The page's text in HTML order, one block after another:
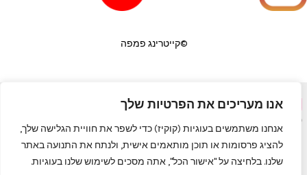
אנו מעריכים את הפרטיות שלך
אנחנו משתמשים בעוגיות (קוקיז) כדי לשפר את חוויית הגלישה שלך,
להציג פרסומות או תוכן מותאמים אישית, ולנתח את התנועה באתר
שלנו. בלחיצה על "אישור הכל", אתה מסכים לשימוש שלנו בעוגיות.
©קייטרינג פמפה
פורטל יופי בראש|שף פרטי לאירועים
פאות